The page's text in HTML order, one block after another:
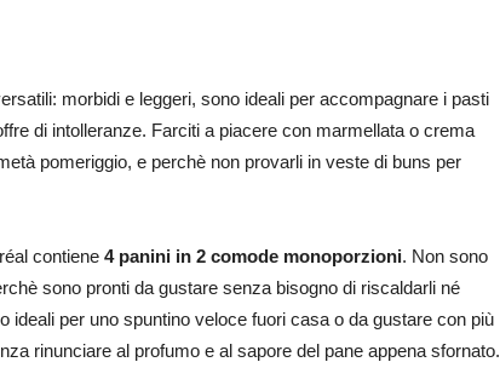
morbidi e leggeri, sono ideali per accompagnare i pasti
di intolleranze. Farciti a piacere con marmellata o crema
pomeriggio, e perchè non provarli in veste di buns per
contiene 4 panini in 2 comode monoporzioni. Non sono
sono pronti da gustare senza bisogno di riscaldarli né
ideali per uno spuntino veloce fuori casa o da gustare con più
rinunciare al profumo e al sapore del pane appena sfornato.